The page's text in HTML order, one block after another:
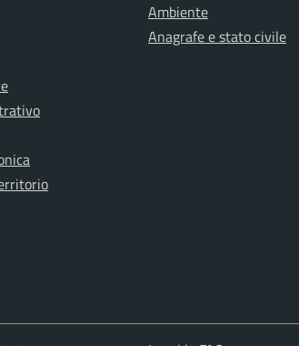
Ambiente
Anagrafe e stato civile